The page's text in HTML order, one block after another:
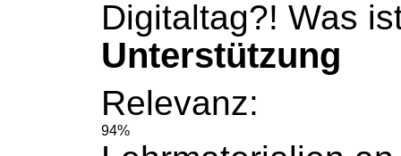
Digitaltag?! Was
Unterstützung
Relevanz:
94%